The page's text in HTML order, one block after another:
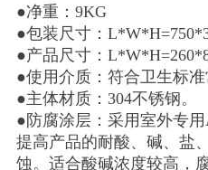
●净重：9KG
●包装尺寸：
●产品尺寸：
●使用介质：符合卫生标
●主体材质：304不锈钢。
●防腐涂层：采用室外专
提高产品的耐酸、碱、盐
蚀。适合酸碱浓度较高，